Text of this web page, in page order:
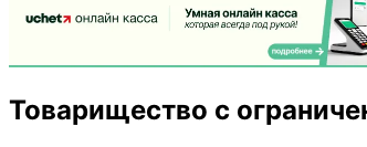
Товарищество с